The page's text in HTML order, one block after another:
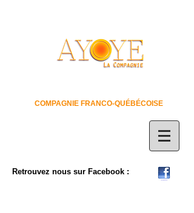
COMPAGNIE FRANCO-QUÉBÉCOISE
Retrouvez nous sur Facebook :